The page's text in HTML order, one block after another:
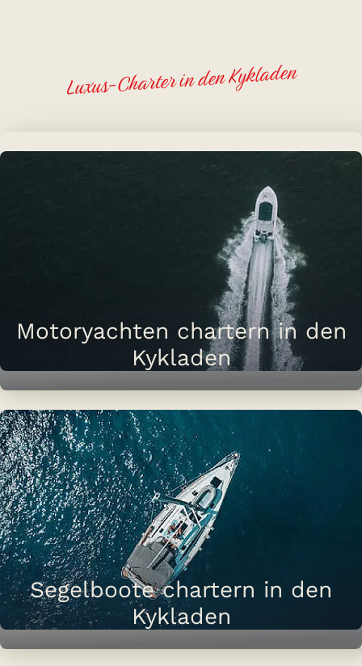
Luxus-Charter in den Kykladen
Motoryachten chartern in den
Kykladen
Segelboote chartern in den
Kykladen